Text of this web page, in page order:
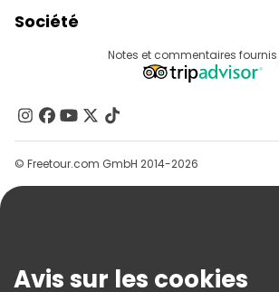
Connexion Du Fournisseur
Programme D’affiliation
Société
Contactez-Nous
Groupes
Aide
Conditions Générales Et Mentions
Notes et commentaires
© Freetour.com GmbH 2014-2026
Avis sur les cookies